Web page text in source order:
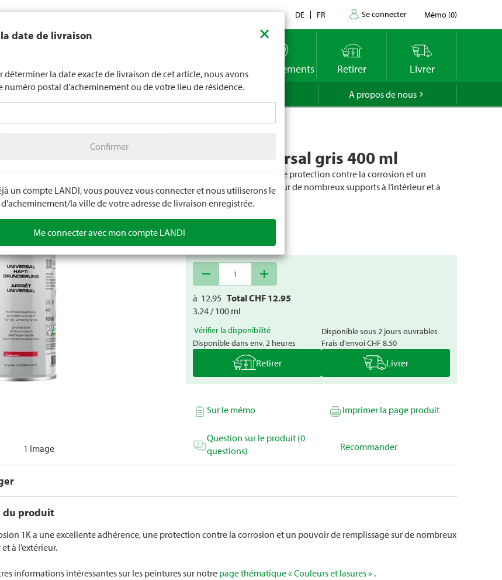
Contact DE FR Se connecter Mémo (0)
LANDI Météo Emplacements Retirer Livrer
A propos de nous
1 Image
Apprèt universal gris 400 ml
Excellente adhérence, une protection contre la corrosion et un
pouvoir de remplissage sur de nombreux supports à l’intérieur et à
l’extérieur.
Numéro d'article78130
remove add
à 12.95 Total CHF 12.95
3.24 / 100 ml
Vérifier la disponibilité
Disponible dans env. 2 heures
Disponible sous 2 jours ouvrables
Frais d'envoiCHF 8.50
Retirer Livrer
Sur le mémo Imprimer la page produit
Question sur le produit (0
questions)
Recommander
du produit
1K a une excellente adhérence, une protection contre la corrosion et un pouvoir de remplissage sur de nombreux
à l’extérieur.
informations intéressantes sur les peintures sur notre page thématique « Couleurs et lasures » .
date de livraison ×
la date exacte de livraison de cet article, nous avons
numéro postal d'acheminement ou de votre lieu de résidence.
Confirmer
un compte LANDI, vous pouvez vous connecter et nous utiliserons le
la ville de votre adresse de livraison enregistrée.
Me connecter avec mon compte LANDI
pas d'alcool aux jeunes de moins de 16 ans. La limite